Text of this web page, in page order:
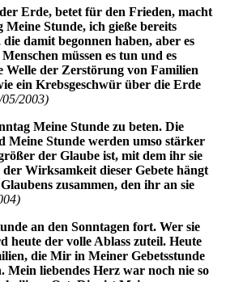
Erde, betet für den Frieden, macht
Meine Stunde, ich gieße bereits
damit begonnen haben, aber es
müssen es tun und es
Welle der Zerstörung von Familien
ein Krebsgeschwür über die Erde
05/2003)
Meine Stunde zu beten. Die
Meine Stunde werden umso stärker
der Glaube ist, mit dem ihr sie
Wirksamkeit dieser Gebete hängt
zusammen, den ihr an sie
an den Sonntagen fort. Wer sie
heute der volle Ablass zuteil. Heute
die Mir in Meiner Gebetsstunde
Mein liebendes Herz war noch nie so